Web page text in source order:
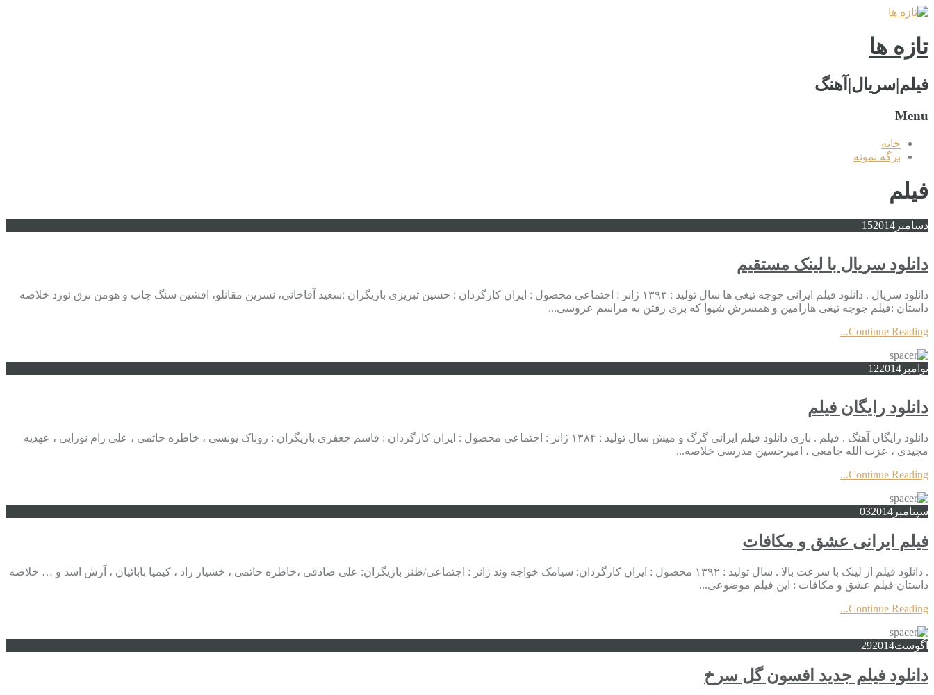
تازه ها
فیلم|سریال|آهنگ
Menu
خانه
برگه نمونه
فیلم
دسامبر 152014
دانلود سریال با لینک مستقیم
دانلود سریال . دانلود فیلم ایرانی جوجه تیغی ها سال تولید : ۱۳۹۳ ژانر : اجتماعی محصول : ایران کارگردان : حسین تبریزی بازیگران :سعید آقاخانی، نسرین مقانلو، افشین سنگ چاپ و هومن برق نورد خلاصه
داستان :فیلم جوجه تیغی هارامین و همسرش شیوا که بری رفتن به مراسم عروسی...
Continue Reading...
نوامبر 122014
دانلود رایگان فیلم
دانلود رایگان آهنگ . فیلم . بازی دانلود فیلم ایرانی گرگ و میش سال تولید : ۱۳۸۴ ژانر : اجتماعی محصول : ایران کارگردان : قاسم جعفری بازیگران : روناک یونسی ، خاطره حاتمی ، علی رام نورایی ، عهدیه
مجیدی ، عزت الله جامعی ، امیرحسین مدرسی خلاصه...
Continue Reading...
سپتامبر 032014
فیلم ایرانی عشق و مکافات
. دانلود فیلم از لینک با سرعت بالا . سال تولید : ۱۳۹۲ محصول : ایران کارگردان: سیامک خواجه وند ژانر : اجتماعی/طنز بازیگران: علی صادقی ،خاطره حاتمی ، خشیار راد ، کیمیا بابائیان ، آرش اسد و … خلاصه
داستان فیلم عشق و مکافات : این فیلم موضوعی...
Continue Reading...
آگوست 292014
دانلود فیلم جدید افسون گل سرخ